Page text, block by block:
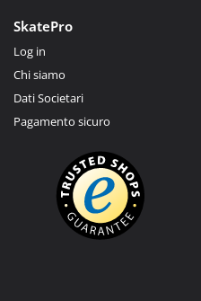
SkatePro
Log in
Chi siamo
Dati Societari
Pagamento sicuro